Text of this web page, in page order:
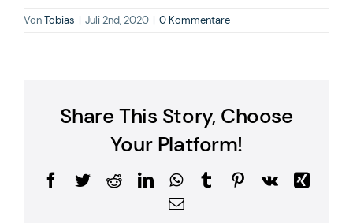
VonTobias | Juli 2nd, 2020 | 0 Kommentare
Share This Story, Choose
Your Platform!
Facebook
TwitterRedditLinkedInWhatsApp
TumblrPinterest
Vk
Xing
E-